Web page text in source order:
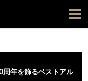
周年を飾るベストアル